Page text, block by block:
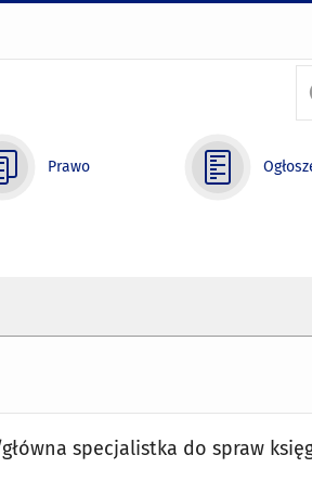
Prawo
specjalistka do spraw